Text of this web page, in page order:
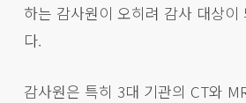
하는 감사원이 오히려 감사 대상이
다.
감사원은 특히 3대 기관의 CT와